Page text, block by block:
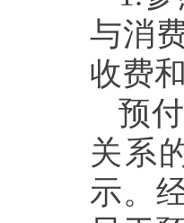
与消
收费
预
关系
示。